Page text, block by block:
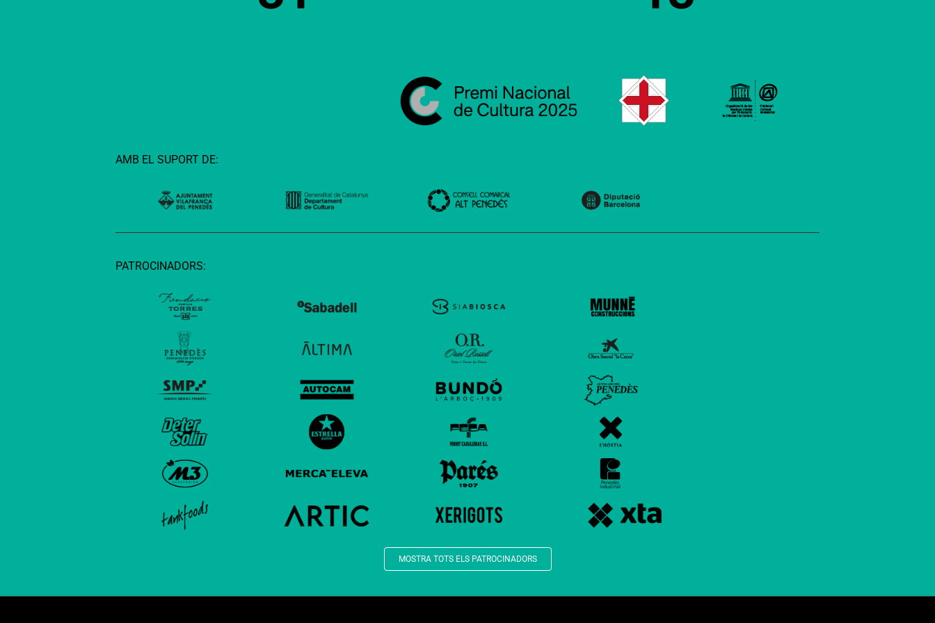
AMB EL SUPORT DE:
PATROCINADORS:
MOSTRA TOTS ELS PATROCINADORS